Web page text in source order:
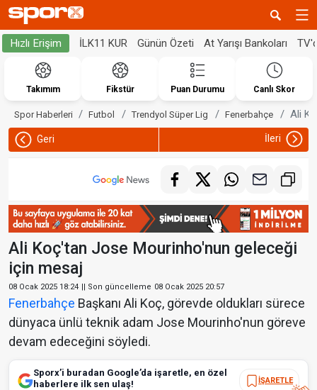
Hızlı Erişim İLK11 KUR Günün Özeti At Yarışı Bankoları
Takımım Fikstür Puan Durumu Canlı Skor
Spor Haberleri Futbol Trendyol Süper Lig Fenerbahçe Ali
Geri İleri
Ali Koç'tan Jose Mourinho'nun geleceği
için mesaj
08 Ocak 2025 18:24 || Son güncelleme 08 Ocak 2025 20:57
Fenerbahçe Başkanı Ali Koç, görevde oldukları sürece
dünyaca ünlü teknik adam Jose Mourinho'nun göreve
devam edeceğini söyledi.
Sporx’i buradan Google’da işaretle, en özel
haberlere ilk sen ulaş!
İŞARETLE